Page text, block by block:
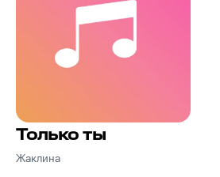
Только ты
Жаклина